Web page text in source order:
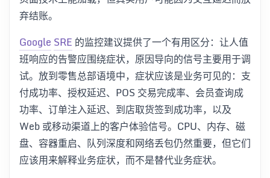
弃结账。
Google SRE 的监控建议提供了一个有用区分：让人值
班响应的告警应围绕症状，原因导向的信号主要用于调
试。放到零售总部语境中，症状应该是业务可见的：支
付成功率、授权延迟、POS 交易完成率、会员查询成
功率、订单注入延迟、到店取货签到成功率，以及
Web 或移动渠道上的客户体验信号。CPU、内存、磁
盘、容器重启、队列深度和网络丢包仍然重要，但它们
应该用来解释业务症状，而不是替代业务症状。